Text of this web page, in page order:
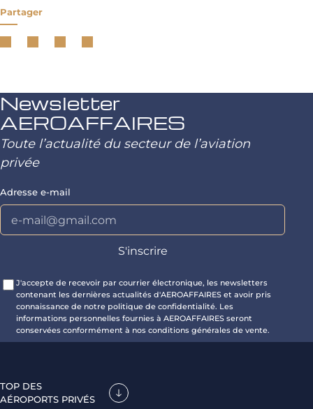
Partager
Newsletter
AEROAFFAIRES
Toute l’actualité du secteur de l’aviation
privée
Adresse e-mail
J'accepte de recevoir par courrier électronique, les newsletters
contenant les dernières actualités d'AEROAFFAIRES et avoir pris
connaissance de notre politique de confidentialité. Les
informations personnelles fournies à AEROAFFAIRES seront
conservées conformément à nos conditions générales de vente.
TOP DES
AÉROPORTS PRIVÉS